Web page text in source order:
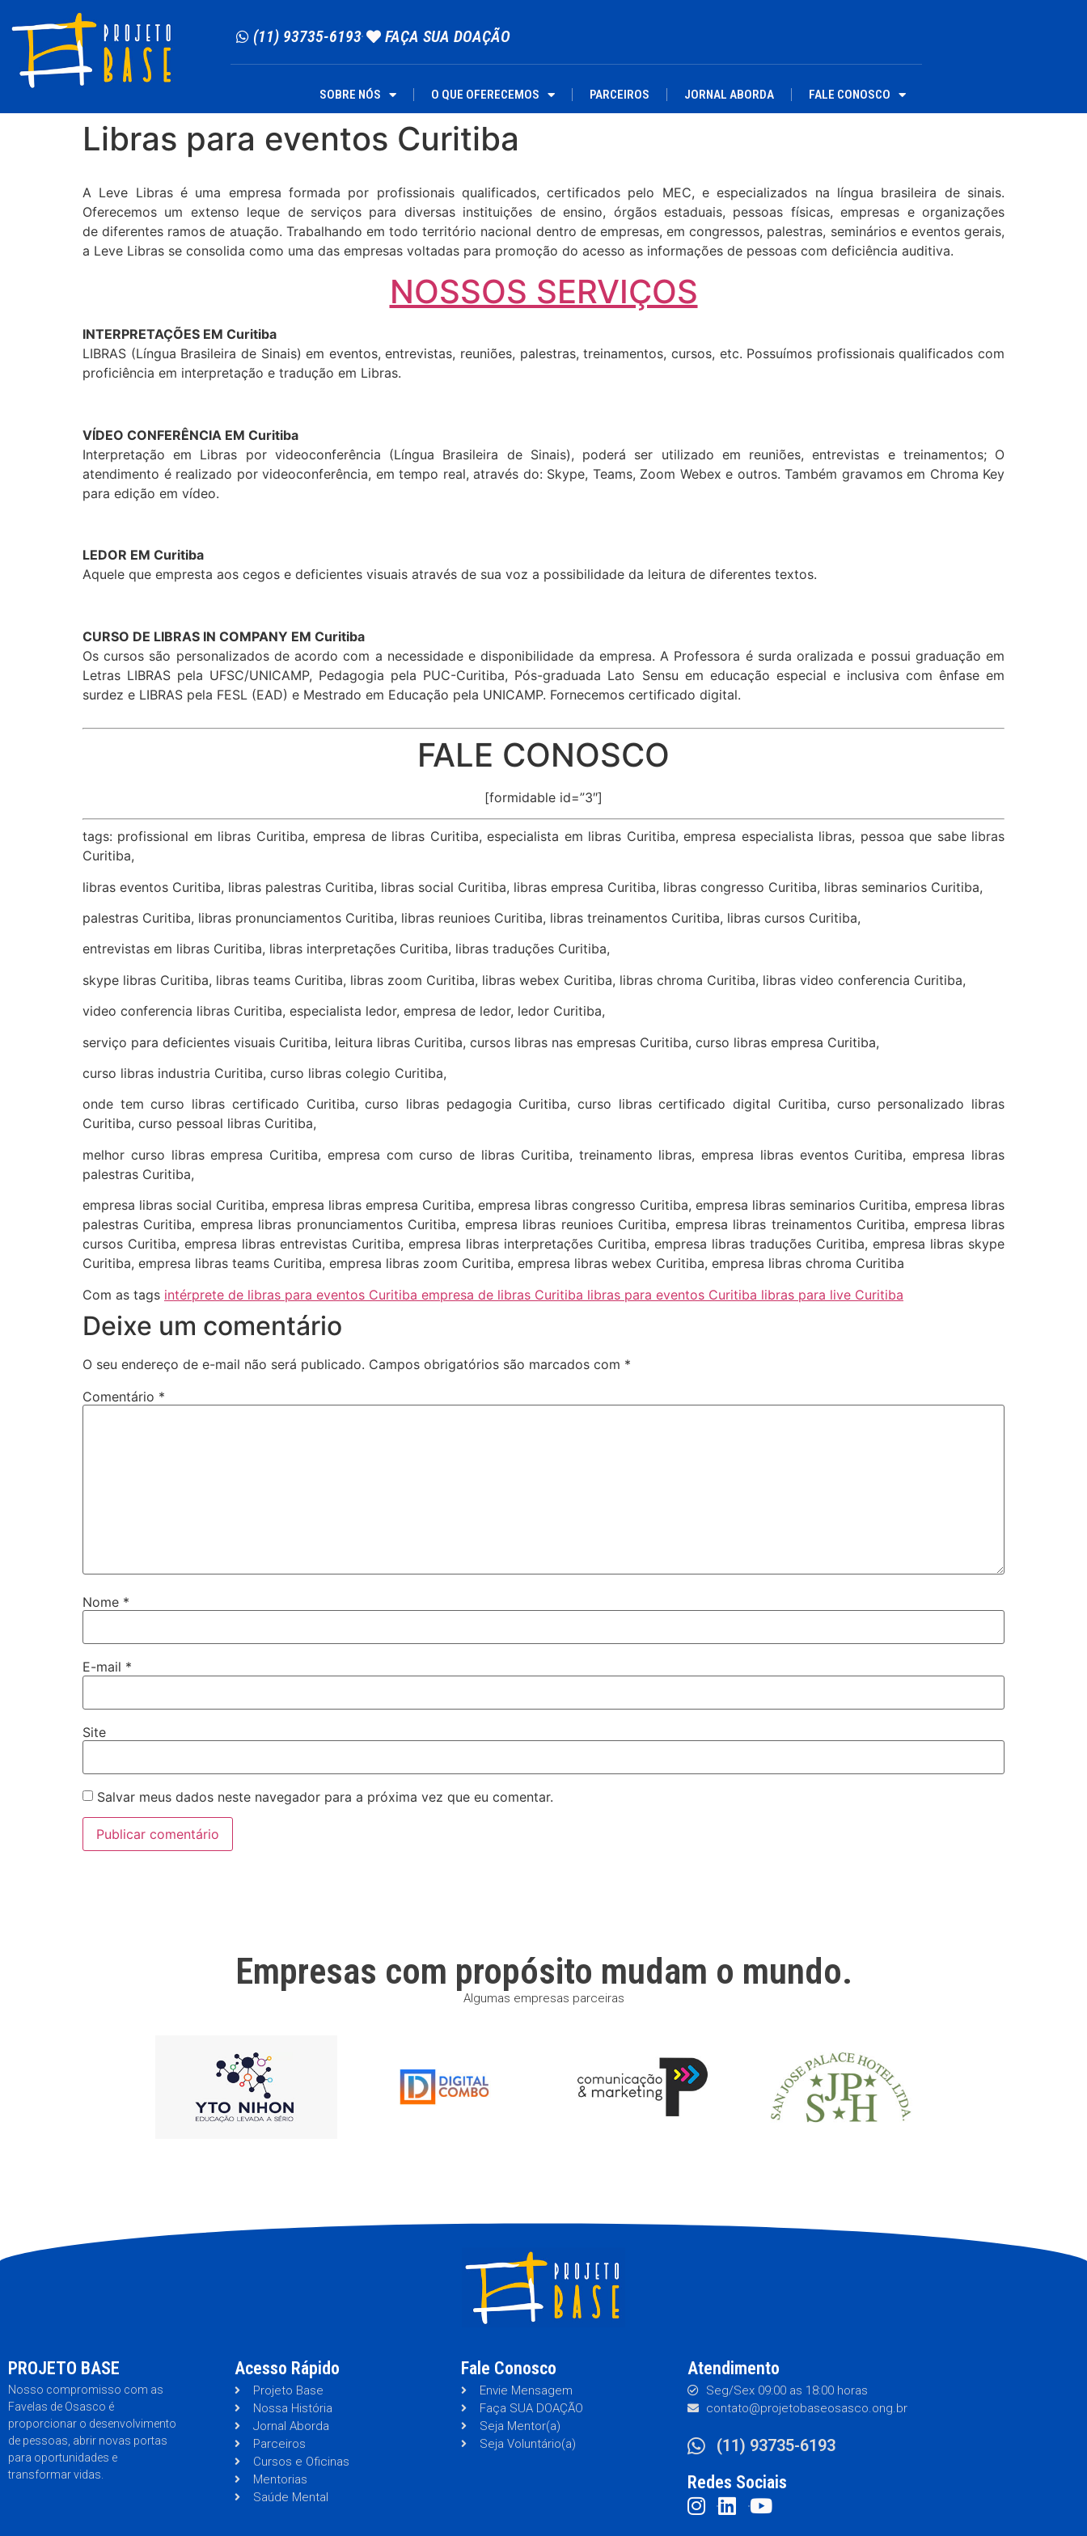
(11) 93735-6193 FAÇA SUA DOAÇÃO
SOBRE NÓS O QUE OFERECEMOS PARCEIROS JORNAL ABORDA FALE CONOSCO
Libras para eventos Curitiba
A Leve Libras é uma empresa formada por profissionais qualificados, certificados pelo MEC, e especializados na língua brasileira de sinais.
Oferecemos um extenso leque de serviços para diversas instituições de ensino, órgãos estaduais, pessoas físicas, empresas e organizações
de diferentes ramos de atuação. Trabalhando em todo território nacional dentro de empresas, em congressos, palestras, seminários e eventos gerais,
a Leve Libras se consolida como uma das empresas voltadas para promoção do acesso as informações de pessoas com deficiência auditiva.
NOSSOS SERVIÇOS
INTERPRETAÇÕES EM Curitiba
LIBRAS (Língua Brasileira de Sinais) em eventos, entrevistas, reuniões, palestras, treinamentos, cursos, etc. Possuímos profissionais qualificados com
proficiência em interpretação e tradução em Libras.
VÍDEO CONFERÊNCIA EM Curitiba
Interpretação em Libras por videoconferência (Língua Brasileira de Sinais), poderá ser utilizado em reuniões, entrevistas e treinamentos; O
atendimento é realizado por videoconferência, em tempo real, através do: Skype, Teams, Zoom Webex e outros. Também gravamos em Chroma Key
para edição em vídeo.
LEDOR EM Curitiba
Aquele que empresta aos cegos e deficientes visuais através de sua voz a possibilidade da leitura de diferentes textos.
CURSO DE LIBRAS IN COMPANY EM Curitiba
Os cursos são personalizados de acordo com a necessidade e disponibilidade da empresa. A Professora é surda oralizada e possui graduação em
Letras LIBRAS pela UFSC/UNICAMP, Pedagogia pela PUC-Curitiba, Pós-graduada Lato Sensu em educação especial e inclusiva com ênfase em
surdez e LIBRAS pela FESL (EAD) e Mestrado em Educação pela UNICAMP. Fornecemos certificado digital.
FALE CONOSCO
[formidable id=”3″]
tags: profissional em libras Curitiba, empresa de libras Curitiba, especialista em libras Curitiba, empresa especialista libras, pessoa que sabe libras
Curitiba,
libras eventos Curitiba, libras palestras Curitiba, libras social Curitiba, libras empresa Curitiba, libras congresso Curitiba, libras seminarios Curitiba,
palestras Curitiba, libras pronunciamentos Curitiba, libras reunioes Curitiba, libras treinamentos Curitiba, libras cursos Curitiba,
entrevistas em libras Curitiba, libras interpretações Curitiba, libras traduções Curitiba,
skype libras Curitiba, libras teams Curitiba, libras zoom Curitiba, libras webex Curitiba, libras chroma Curitiba, libras video conferencia Curitiba,
video conferencia libras Curitiba, especialista ledor, empresa de ledor, ledor Curitiba,
serviço para deficientes visuais Curitiba, leitura libras Curitiba, cursos libras nas empresas Curitiba, curso libras empresa Curitiba,
curso libras industria Curitiba, curso libras colegio Curitiba,
onde tem curso libras certificado Curitiba, curso libras pedagogia Curitiba, curso libras certificado digital Curitiba, curso personalizado libras
Curitiba, curso pessoal libras Curitiba,
melhor curso libras empresa Curitiba, empresa com curso de libras Curitiba, treinamento libras, empresa libras eventos Curitiba, empresa libras
palestras Curitiba,
empresa libras social Curitiba, empresa libras empresa Curitiba, empresa libras congresso Curitiba, empresa libras seminarios Curitiba, empresa libras
palestras Curitiba, empresa libras pronunciamentos Curitiba, empresa libras reunioes Curitiba, empresa libras treinamentos Curitiba, empresa libras
cursos Curitiba, empresa libras entrevistas Curitiba, empresa libras interpretações Curitiba, empresa libras traduções Curitiba, empresa libras skype
Curitiba, empresa libras teams Curitiba, empresa libras zoom Curitiba, empresa libras webex Curitiba, empresa libras chroma Curitiba
Com as tags intérprete de libras para eventos Curitiba empresa de libras Curitiba libras para eventos Curitiba libras para live Curitiba
Deixe um comentário
O seu endereço de e-mail não será publicado. Campos obrigatórios são marcados com *
Comentário *
Nome *
E-mail *
Site
Salvar meus dados neste navegador para a próxima vez que eu comentar.
Empresas com propósito mudam o mundo.
Algumas empresas parceiras
PROJETO BASE
Nosso compromisso com as
Favelas de Osasco é
proporcionar o desenvolvimento
de pessoas, abrir novas portas
para oportunidades e
transformar vidas.
Acesso Rápido
Projeto Base
Nossa História
Jornal Aborda
Parceiros
Cursos e Oficinas
Mentorias
Saúde Mental
Fale Conosco
Envie Mensagem
Faça SUA DOAÇÃO
Seja Mentor(a)
Seja Voluntário(a)
Atendimento
Seg/Sex 09:00 as 18:00 horas
contato@projetobaseosasco.ong.br
(11) 93735-6193
Redes Sociais